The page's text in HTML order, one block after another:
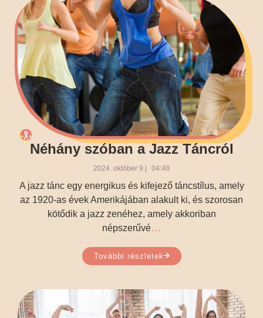
Néhány szóban a Jazz Táncról
2024. október 9. 04:48
A jazz tánc egy energikus és kifejező táncstílus, amely
az 1920-as évek Amerikájában alakult ki, és szorosan
kötődik a jazz zenéhez, amely akkoriban
népszerűvé…
További részletek